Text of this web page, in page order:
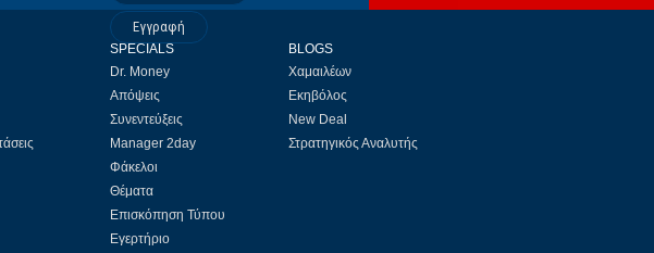
Εγγραφή
SPECIALS
Dr. Money
Απόψεις
Συνεντεύξεις
Manager 2day
Φάκελοι
Θέματα
Επισκόπηση Τύπου
Εγερτήριο
BLOGS
Χαμαιλέων
Εκηβόλος
New Deal
Στρατηγικός Αναλυτής